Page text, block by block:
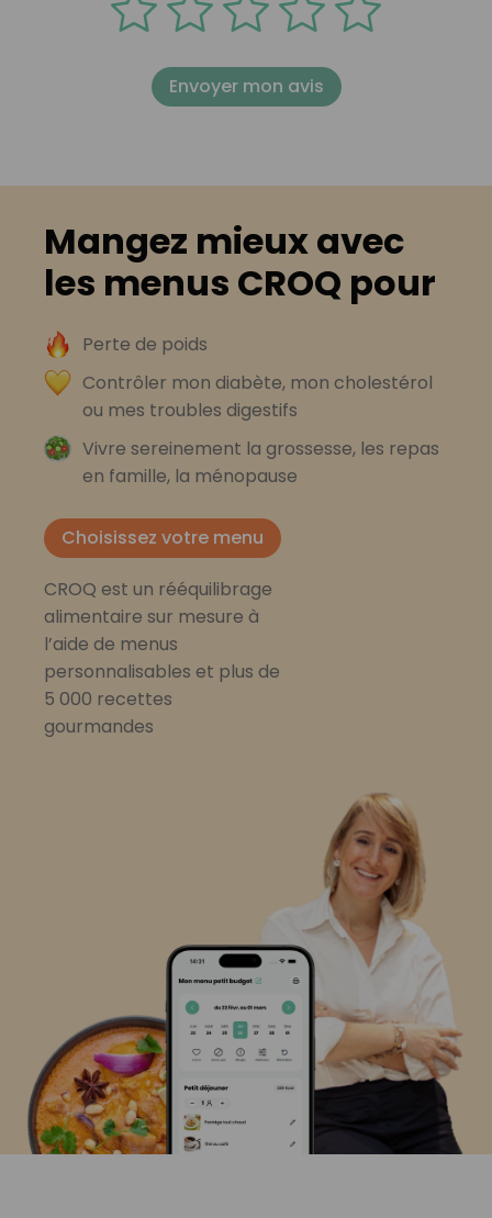
Envoyer mon avis
Mangez mieux avec
les menus CROQ pour
Perte de poids
Contrôler mon diabète, mon cholestérol
ou mes troubles digestifs
Vivre sereinement la grossesse, les repas
en famille, la ménopause
Choisissez votre menu
CROQ est un rééquilibrage
alimentaire sur mesure à
l’aide de menus
personnalisables et plus de
5 000 recettes
gourmandes